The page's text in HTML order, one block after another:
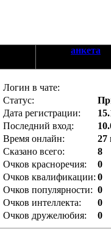
анкета
Логин в чате:
Статус:
Дата регистрации:
Последний вход:
Время онлайн:
27
Сказано всего:
8
Очков красноречия:
0
Очков квалификации: 0
Очков популярности: 0
Очков интеллекта:
0
Очков дружелюбия:
0